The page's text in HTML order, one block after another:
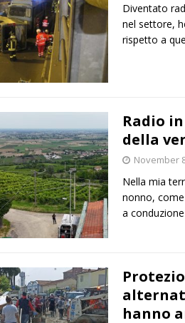
Diventato
nel settore,
rispetto a
Radio
della
November
Nella mia
nonno,
a
hanno